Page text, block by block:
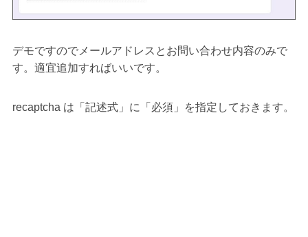
デモですのでメールアドレスとお問い合わせ内容のみで
す。適宜追加すればいいです。
recaptcha は「記述式」に「必須」を指定しておきます。